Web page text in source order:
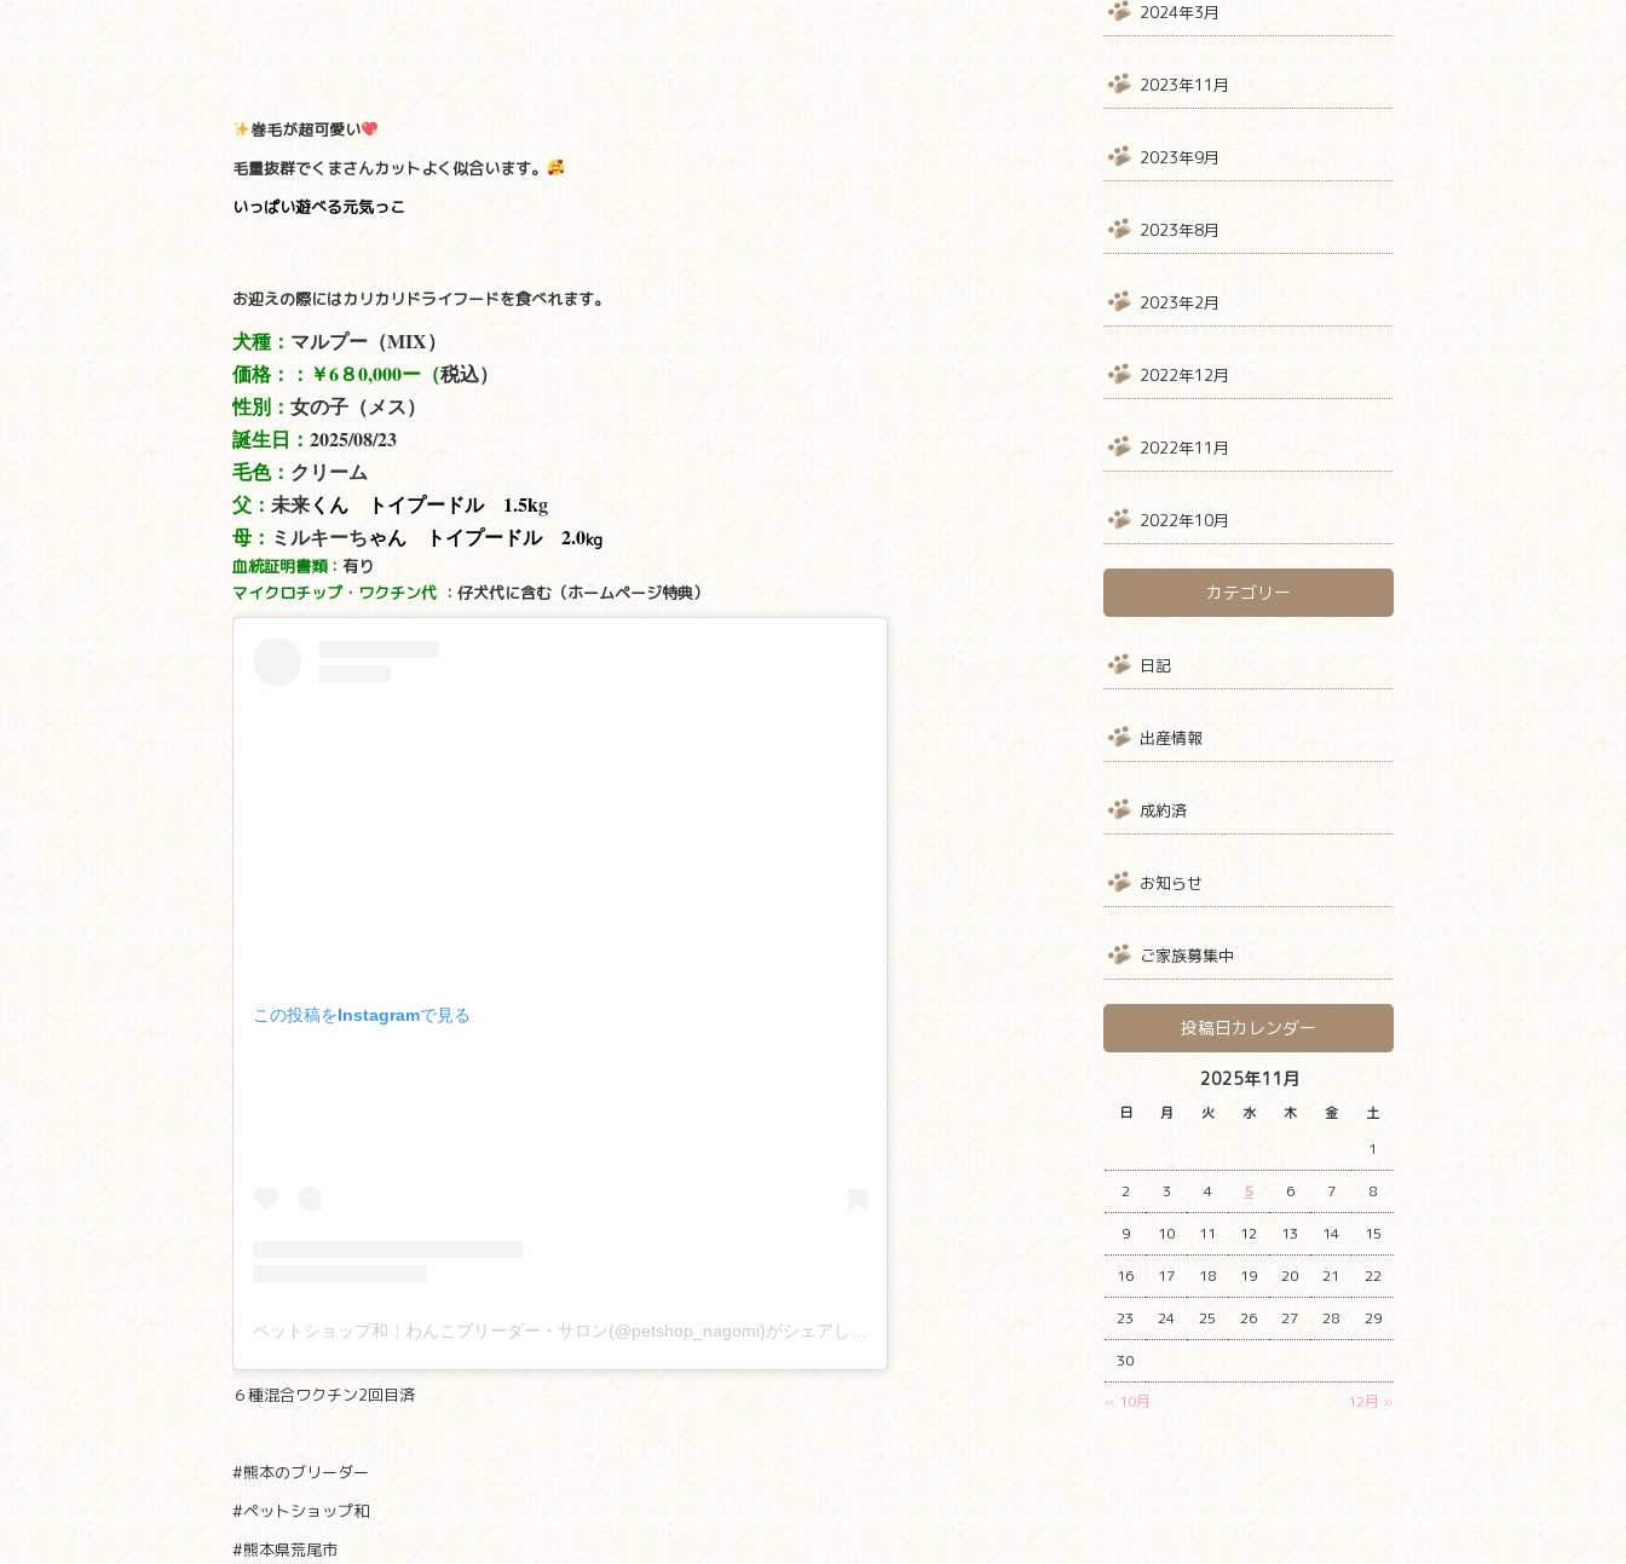
巻毛が超可愛い
毛量抜群でくまさんカットよく似合います。
いっぱい遊べる元気っこ
お迎えの際にはカリカリドライフードを食べれます。
犬種： マルプー（MIX）
価格：： ￥6８0,000ー（税込）
性別： 女の子（メス）
誕生日： 2025/08/23
毛色： クリーム
父： 未来くん トイプードル 1.5kg
母： ミルキーちゃん トイプードル 2.0kg
血統証明書類： 有り
マイクロチップ・ワクチン代 ： 仔犬代に含む（ホームページ特典）
この投稿をInstagramで見る
６種混合ワクチン2回目済
#熊本のブリーダー
#ペットショップ和
#熊本県荒尾市
2024年3月
2023年11月
2023年9月
2023年8月
2023年2月
2022年12月
2022年11月
2022年10月
カテゴリー
日記
出産情報
成約済
お知らせ
ご家族募集中
投稿日カレンダー
2025年11月
日 月 火 水 木 金 土
« 10月 12月 »
1
2 3 4 5 6 7 8
9 10 11 12 13 14 15
16 17 18 19 20 21 22
23 24 25 26 27 28 29
30